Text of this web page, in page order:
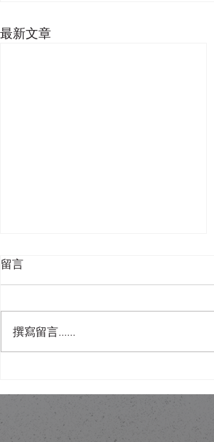
最新文章
可以有「可開合屋頂」嘅智
留言
撰寫留言......